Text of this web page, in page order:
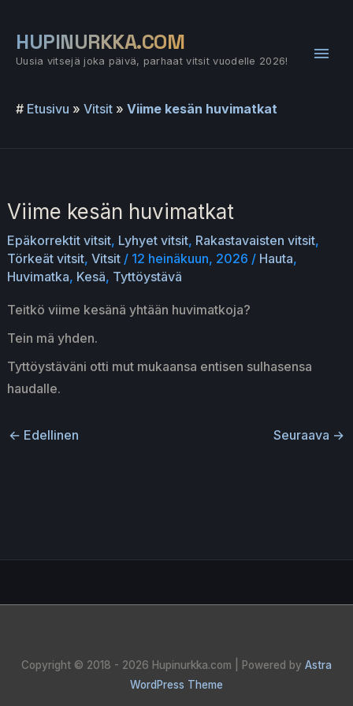
sisältöön
HUPINURKKA.COM
Uusia vitsejä joka päivä, parhaat vitsit vuodelle 2026!
# Etusivu » Vitsit » Viime kesän huvimatkat
Viime kesän huvimatkat
Epäkorrektit vitsit, Lyhyet vitsit, Rakastavaisten vitsit,
Törkeät vitsit, Vitsit/ 12 heinäkuun, 2026 / Hauta,
Huvimatka, Kesä, Tyttöystävä
Teitkö viime kesänä yhtään huvimatkoja?
Tein mä yhden.
Tyttöystäväni otti mut mukaansa entisen sulhasensa
haudalle.
← Edellinen Seuraava →
Copyright © 2018 - 2026 Hupinurkka.com | Powered by Astra
WordPress Theme